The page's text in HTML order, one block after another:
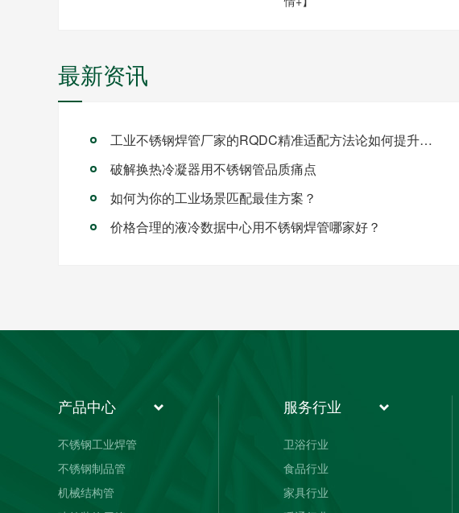
最新资讯
工业不锈钢焊管厂家的RQDC精准适配方法论如何提升客户价值？
破解换热冷凝器用不锈钢管品质痛点
如何为你的工业场景匹配最佳方案？
价格合理的液冷数据中心用不锈钢焊管哪家好？
产品中心
不锈钢工业焊管
不锈钢制品管
机械结构管
服务行业
卫浴行业
食品行业
家具行业